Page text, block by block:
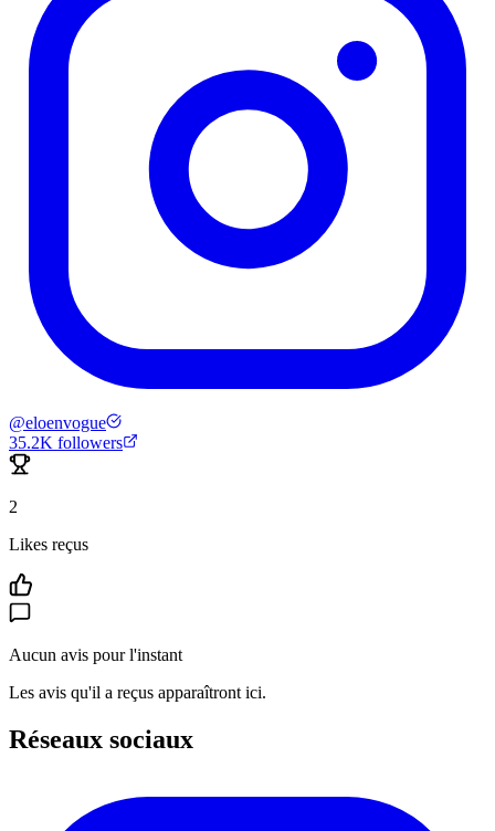
@eloenvogue
35.2K followers
2
Likes reçus
Aucun avis pour l'instant
Les avis qu'il a reçus apparaîtront ici.
Réseaux sociaux